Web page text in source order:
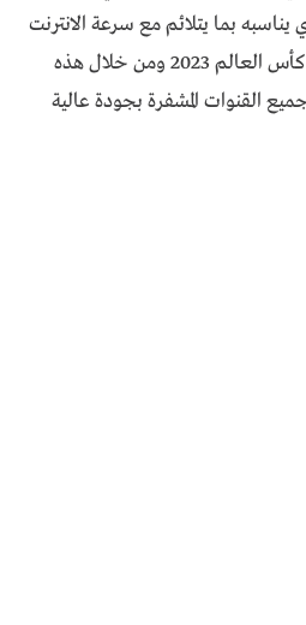
يناسبه بما يتلائم مع سرعة الانترنت
لديه، تطبيق لمشاهدة المباريات كأس العالم 2023 ومن خلال هذه
القنوات المشفرة بجودة عالية